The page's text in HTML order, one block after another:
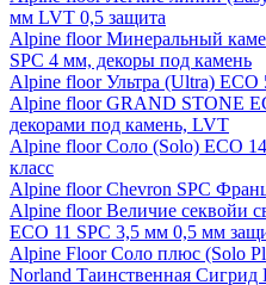
мм LVT 0,5 защита
Alpine floor Минеральный
SPC 4 мм, декоры под камень
Alpine floor Ультра (Ultra)
Alpine floor GRAND STONE
декорами под камень, LVT
Alpine floor Соло (Solo) ECO
класс
Alpine floor Chevron SPC
Alpine floor Величие секвойи
ECO 11 SPC 3,5 мм 0,5 мм
Alpine Floor Соло плюс (Solo
Norland Таинственная